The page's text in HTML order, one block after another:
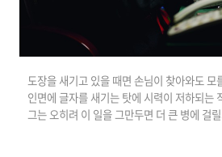
도장을 새기고 있을 때면 손님이 찾아와도 모
인면에 글자를 새기는 탓에 시력이 저하되는
그는 오히려 이 일을 그만두면 더 큰 병에 걸